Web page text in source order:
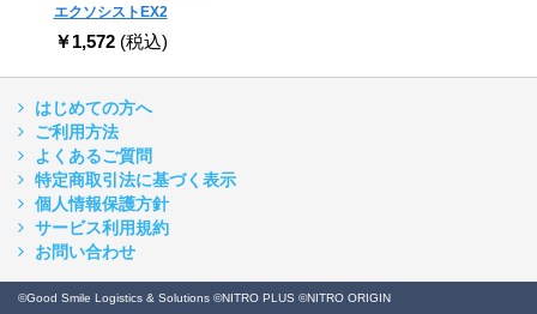
エクソシストEX2
￥1,572 (税込)
はじめての方へ
ご利用方法
よくあるご質問
特定商取引法に基づく表示
個人情報保護方針
サービス利用規約
お問い合わせ
©Good Smile Logistics & Solutions ©NITRO PLUS ©NITRO ORIGIN